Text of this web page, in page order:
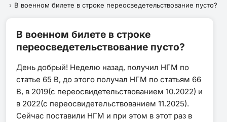
В военном билете в строке переосведетельствование пусто?
В военном билете в строке
переосведетельствование пусто?
День добрый! Неделю назад, получил НГМ по
статье 65 В, до этого получал НГМ по статьям 66
В, в 2019(с переосвидетельствованием 10.2022) и
в 2022(с переосвидетельствованием 11.2025).
Сейчас поставили НГМ и при этом в этот раз в